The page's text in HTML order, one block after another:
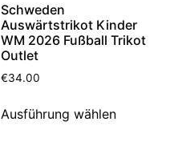
Schweden
Auswärtstrikot Kinder
WM 2026 Fußball Trikot
Outlet
€34.00
Ausführung wählen